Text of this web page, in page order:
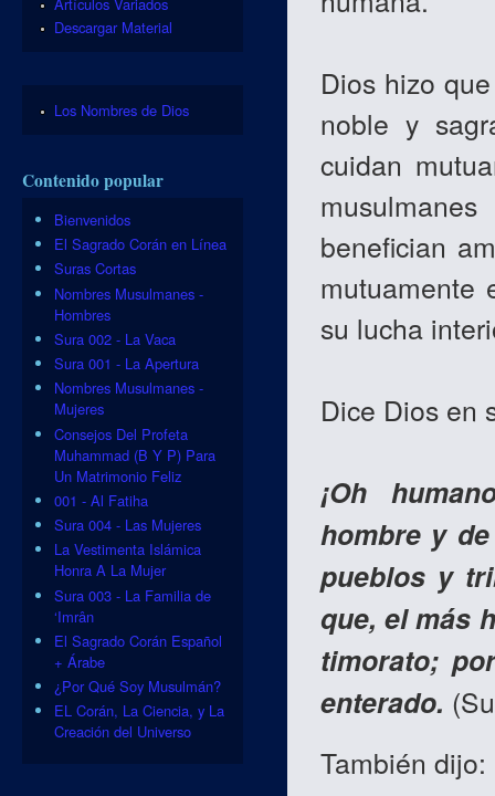
Dios hizo
noble y
cuidan
benefician
mutuamente
su lucha
Dice Dios en
¡Oh
hombre y
pueblos y
que, el más
timorato;
enterado.
También dijo:
Descargar Material
Los Nombres de Dios
Contenido popular
Bienvenidos
El Sagrado Corán en Línea
Suras Cortas
Nombres Musulmanes -
Hombres
Sura 002 - La Vaca
Sura 001 - La Apertura
Nombres Musulmanes -
Mujeres
Consejos Del Profeta
Muhammad (B Y P) Para
Un Matrimonio Feliz
001 - Al Fatiha
Sura 004 - Las Mujeres
La Vestimenta Islámica
Honra A La Mujer
Sura 003 - La Familia de
‘Imrân
El Sagrado Corán Español
+ Árabe
¿Por Qué Soy Musulmán?
EL Corán, La Ciencia, y La
Creación del Universo